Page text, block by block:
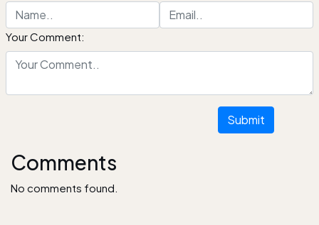
Your Comment:
Submit
Comments
No comments found.